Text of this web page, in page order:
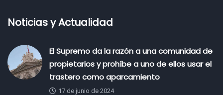
Noticias y Actualidad
El Supremo da la razón a una comunidad de
propietarios y prohíbe a uno de ellos usar el
trastero como aparcamiento
17 de junio de 2024